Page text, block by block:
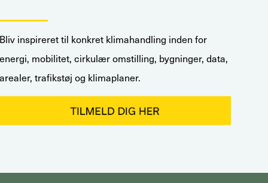
Bliv inspireret til konkret klimahandling inden for
energi, mobilitet, cirkulær omstilling, bygninger, data,
arealer, trafikstøj og klimaplaner.